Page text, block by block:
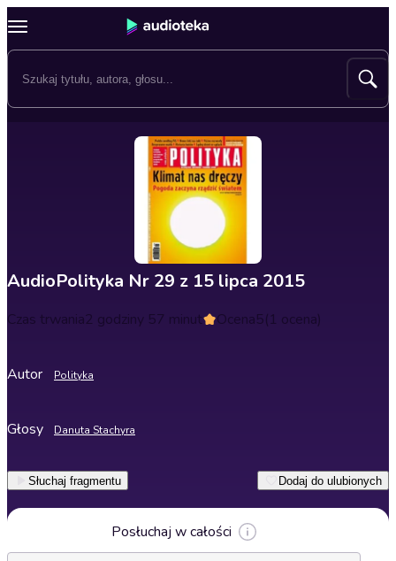
AudioPolityka Nr 29 z 15 lipca 2015
Czas trwania2 godziny 57 minut Ocena5(1 ocena)
Autor Polityka
Głosy Danuta Stachyra
Słuchaj fragmentu Dodaj do ulubionych
Posłuchaj w całości